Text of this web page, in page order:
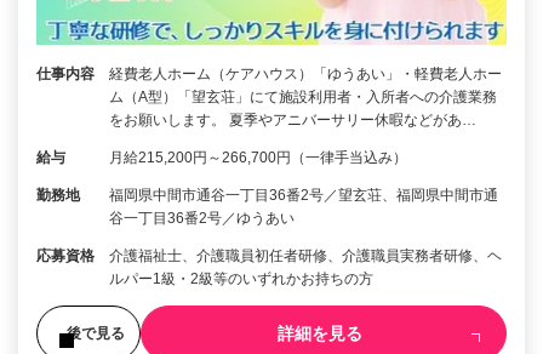
仕事内容
経費老人ホーム（ケアハウス）「ゆうあい」・軽費老人ホー
ム（A型）「望玄荘」にて施設利用者・入所者への介護業務
をお願いします。 夏季やアニバーサリー休暇などがあ…
給与 月給215,200円～266,700円（一律手当込み）
勤務地
福岡県中間市通谷一丁目36番2号／望玄荘、福岡県中間市通
谷一丁目36番2号／ゆうあい
応募資格
介護福祉士、介護職員初任者研修、介護職員実務者研修、ヘ
ルパー1級・2級等のいずれかお持ちの方
後で見る 詳細を見る